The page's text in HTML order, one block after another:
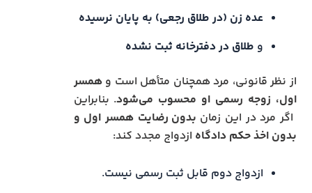
عده زن (در طلاق رجعی) به پایان نرسیده
و طلاق در دفترخانه ثبت نشده
از نظر قانونی، مرد همچنان متأهل است وهمسر
اول، زوجه رسمی او محسوب می‌شود. بنابراین
اگر مرد در این زمان بدون رضایت همسر اول و
بدون اخذ حکم دادگاه ازدواج مجدد کند:
ازدواج دوم قابل ثبت رسمی نیست.